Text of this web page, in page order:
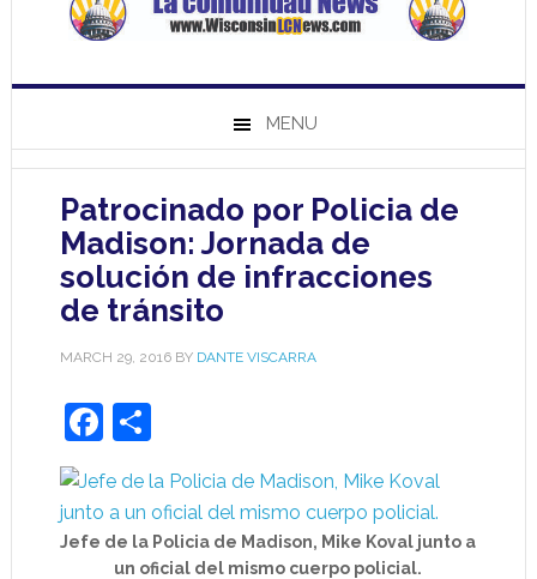
MENU
Patrocinado por Policia de
Madison: Jornada de
solución de infracciones
de tránsito
MARCH 29, 2016BY DANTE VISCARRA
Facebook
Share
Jefe de la Policia de Madison, Mike Koval junto a
un oficial del mismo cuerpo policial.